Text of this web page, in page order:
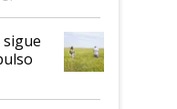
sigue